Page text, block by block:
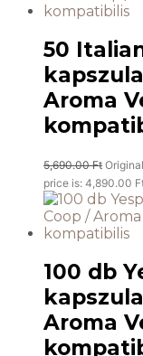
50
Aroma
5,690.00Ft
price is: 4,890.00
100 db
Aroma